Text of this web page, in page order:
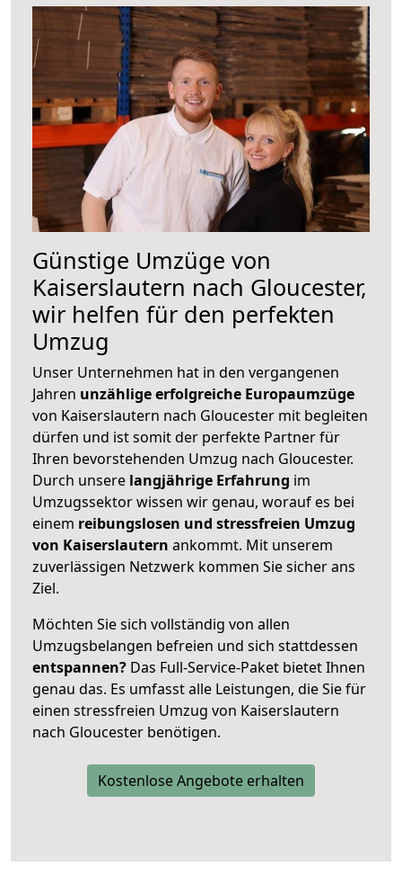
Günstige Umzüge von
Kaiserslautern nach Gloucester,
wir helfen für den perfekten
Umzug
Unser Unternehmen hat in den vergangenen
Jahren unzählige erfolgreiche Europaumzüge
von Kaiserslautern nach Gloucester mit begleiten
dürfen und ist somit der perfekte Partner für
Ihren bevorstehenden Umzug nach Gloucester.
Durch unsere langjährige Erfahrung im
Umzugssektor wissen wir genau, worauf es bei
einem reibungslosen und stressfreien Umzug
von Kaiserslautern ankommt. Mit unserem
zuverlässigen Netzwerk kommen Sie sicher ans
Ziel.
Möchten Sie sich vollständig von allen
Umzugsbelangen befreien und sich stattdessen
entspannen? Das Full-Service-Paket bietet Ihnen
genau das. Es umfasst alle Leistungen, die Sie für
einen stressfreien Umzug von Kaiserslautern
nach Gloucester benötigen.
Kostenlose Angebote erhalten